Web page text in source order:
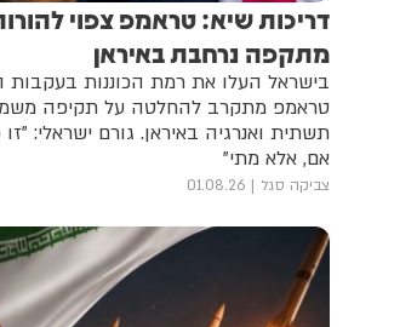
דריכות שיא: טראמפ צפוי
מתקפה נרחבת באיראן
בישראל העלו את רמת הכוננות בעקבות
טראמפ מתקרב להחלטה על תקיפה
תשתית ואנרגיה באיראן. גורם ישראלי:
אם, אלא מתי"
צביקה סגל 01.08.26